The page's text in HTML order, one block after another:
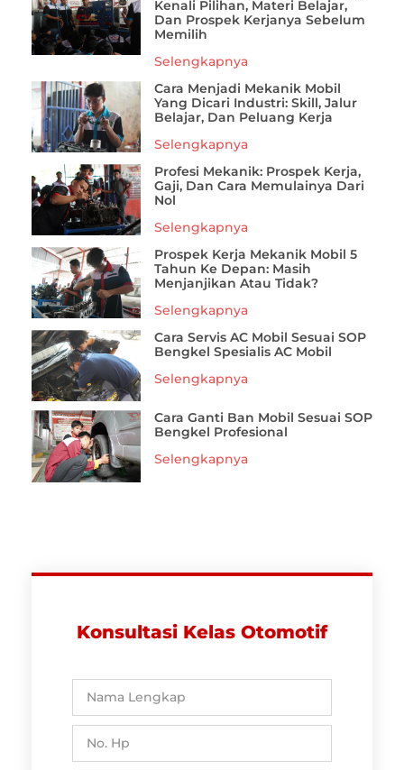
Kenali Pilihan, Materi Belajar,
Dan Prospek Kerjanya Sebelum
Memilih
Selengkapnya
Cara Menjadi Mekanik Mobil
Yang Dicari Industri: Skill, Jalur
Belajar, Dan Peluang Kerja
Selengkapnya
Profesi Mekanik: Prospek Kerja,
Gaji, Dan Cara Memulainya Dari
Nol
Selengkapnya
Prospek Kerja Mekanik Mobil 5
Tahun Ke Depan: Masih
Menjanjikan Atau Tidak?
Selengkapnya
Cara Servis AC Mobil Sesuai SOP
Bengkel Spesialis AC Mobil
Selengkapnya
Cara Ganti Ban Mobil Sesuai SOP
Bengkel Profesional
Selengkapnya
Konsultasi Kelas Otomotif